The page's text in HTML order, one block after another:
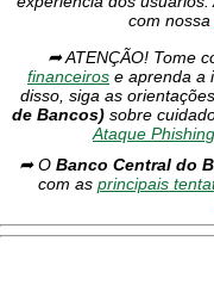
com nossa
➦ ATENÇÃO! Tome
financeiros e aprenda a
disso, siga as
de Bancos) sobre
Ataque Phishing
➦ O Banco Central do
com as principais